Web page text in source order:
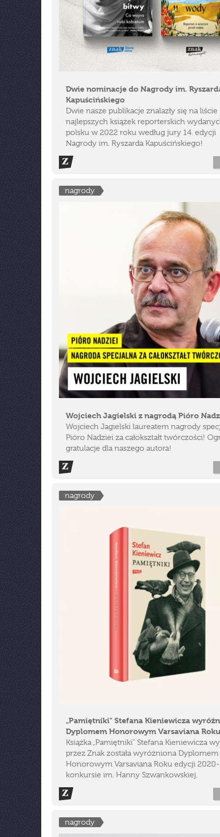
Dwie nominacje do Nagrody im.
Kapuścińskiego
Dwie nasze publikacje znalazły się na liście
najlepszych książek reporterskich
polsku w 2022 roku według jury 14. edycji
Nagrody im. Ryszarda Kapuścińskiego!
nagrody
Wojciech Jagielski z nagrodą Pióro
Wojciech Jagielski laureatem nagrody
Pióro Nadziei za całokształt twórczości!
gratulacje dla naszego autora!
nagrody
„Pamiętniki" Stefana Kieniewicza
Dyplomem Honorowym Varsaviana Roku
Książka „Pamiętniki" Stefana Kieniewicza
przez Znak została wyróżniona Dyplomem
Honorowym Varsaviana Roku edycji
konkursie im. Hanny Szwankowskiej.
nagrody